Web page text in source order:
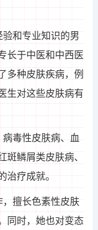
和专业知识的男
长于中医和中西医
多种皮肤疾病，例
生对这些皮肤病有
毒性皮肤病、血
斑鳞屑类皮肤病、
治疗成就。
擅长色素性皮肤
同时，她也对变态